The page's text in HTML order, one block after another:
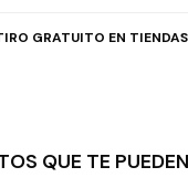
GRATUITO EN TIENDAS
QUE TE